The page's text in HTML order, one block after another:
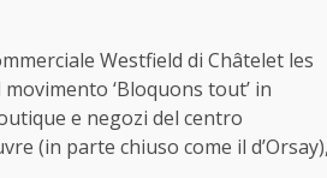
Westfield di Châtelet les
‘Bloquons tout’ in
e negozi del centro
(in parte chiuso come il